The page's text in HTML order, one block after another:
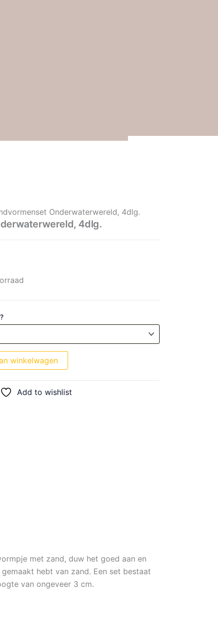
Onderwaterwereld, 4dlg.
4dlg.
4dlg. aantal
winkelwagen
Add to wishlist
met zand, duw het goed aan en
hebt van zand. Een set bestaat
van ongeveer 3 cm.